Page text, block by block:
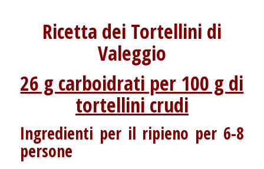
Ricetta dei Tortellini di
Valeggio
26 g carboidrati per 100 g di
tortellini crudi
Ingredienti per il ripieno per 6-8
persone